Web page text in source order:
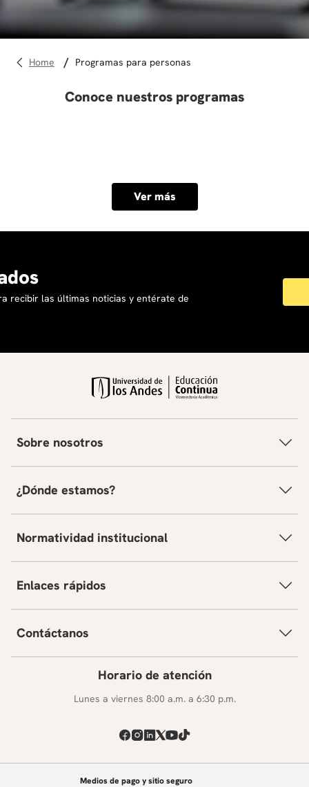
diseño
programas para personas
Conoce nuestros programas
Ver más
recibir las últimas noticias y entérate de
Sobre nosotros
¿Dónde estamos?
Normatividad institucional
Enlaces rápidos
Contáctanos
Horario de atención
Lunes a viernes 8:00 a.m. a 6:30 p.m.
Medios de pago y sitio seguro